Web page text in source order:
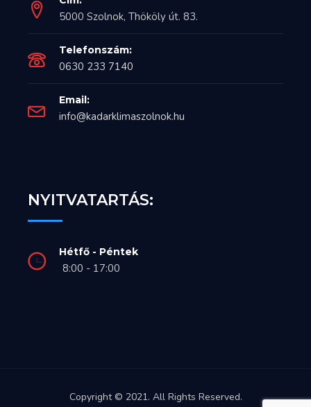
5000 Szolnok, Thököly út. 83.
Telefonszám:
0630 233 7140
Email:
info@kadarklimaszolnok.hu
NYITVATARTÁS:
Hétfő - Péntek
8:00 - 17:00
Copyright © 2021. All Rights Reserved.